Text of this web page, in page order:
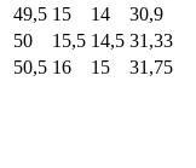
49,5 15 14
30,9
50
15,5 14,5 31,33
50,5 16 15 31,75